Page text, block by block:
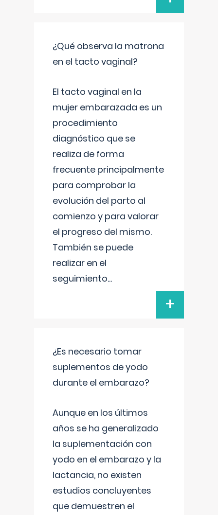
¿Qué observa la matrona
en el tacto vaginal?
El tacto vaginal en la
mujer embarazada es un
procedimiento
diagnóstico que se
realiza de forma
frecuente principalmente
para comprobar la
evolución del parto al
comienzo y para valorar
el progreso del mismo.
También se puede
realizar en el
seguimiento...
+
¿Es necesario tomar
suplementos de yodo
durante el embarazo?
Aunque en los últimos
años se ha generalizado
la suplementación con
yodo en el embarazo y la
lactancia, no existen
estudios concluyentes
que demuestren el